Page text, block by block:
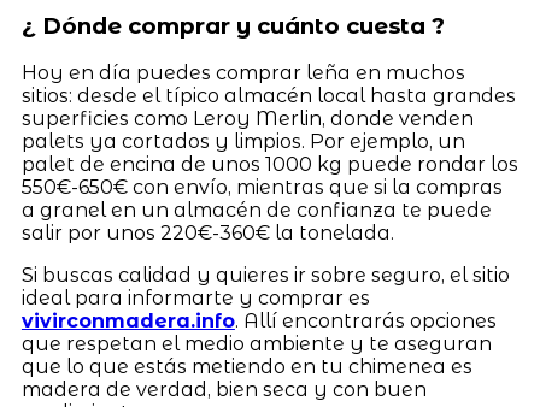
¿ Dónde comprar y cuánto cuesta ?
Hoy en día puedes comprar leña en muchos
sitios: desde el típico almacén local hasta grandes
superficies como Leroy Merlin, donde venden
palets ya cortados y limpios. Por ejemplo, un
palet de encina de unos 1000 kg puede rondar los
550€-650€ con envío, mientras que si la compras
a granel en un almacén de confianza te puede
salir por unos 220€-360€ la tonelada.
Si buscas calidad y quieres ir sobre seguro, el sitio
ideal para informarte y comprar es
vivirconmadera.info. Allí encontrarás opciones
que respetan el medio ambiente y te aseguran
que lo que estás metiendo en tu chimenea es
madera de verdad, bien seca y con buen